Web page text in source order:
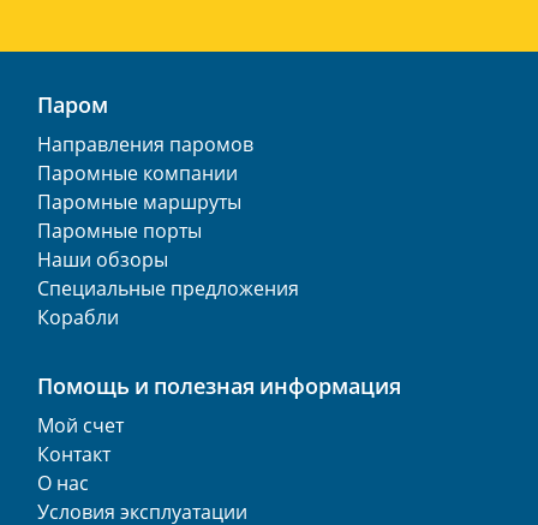
Паром
Направления паромов
Паромные компании
Паромные маршруты
Паромные порты
Наши обзоры
Специальные предложения
Корабли
Помощь и полезная информация
Мой счет
Контакт
О нас
Условия эксплуатации